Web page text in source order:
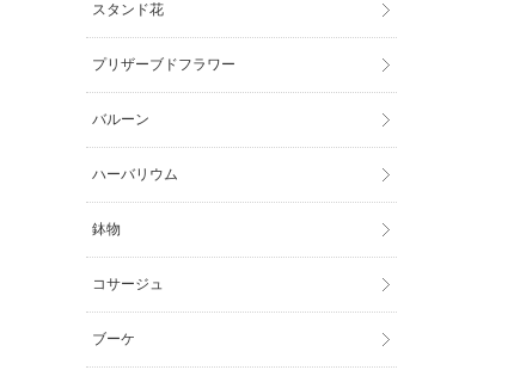
スタンド花
プリザーブドフラワー
バルーン
ハーバリウム
鉢物
コサージュ
ブーケ